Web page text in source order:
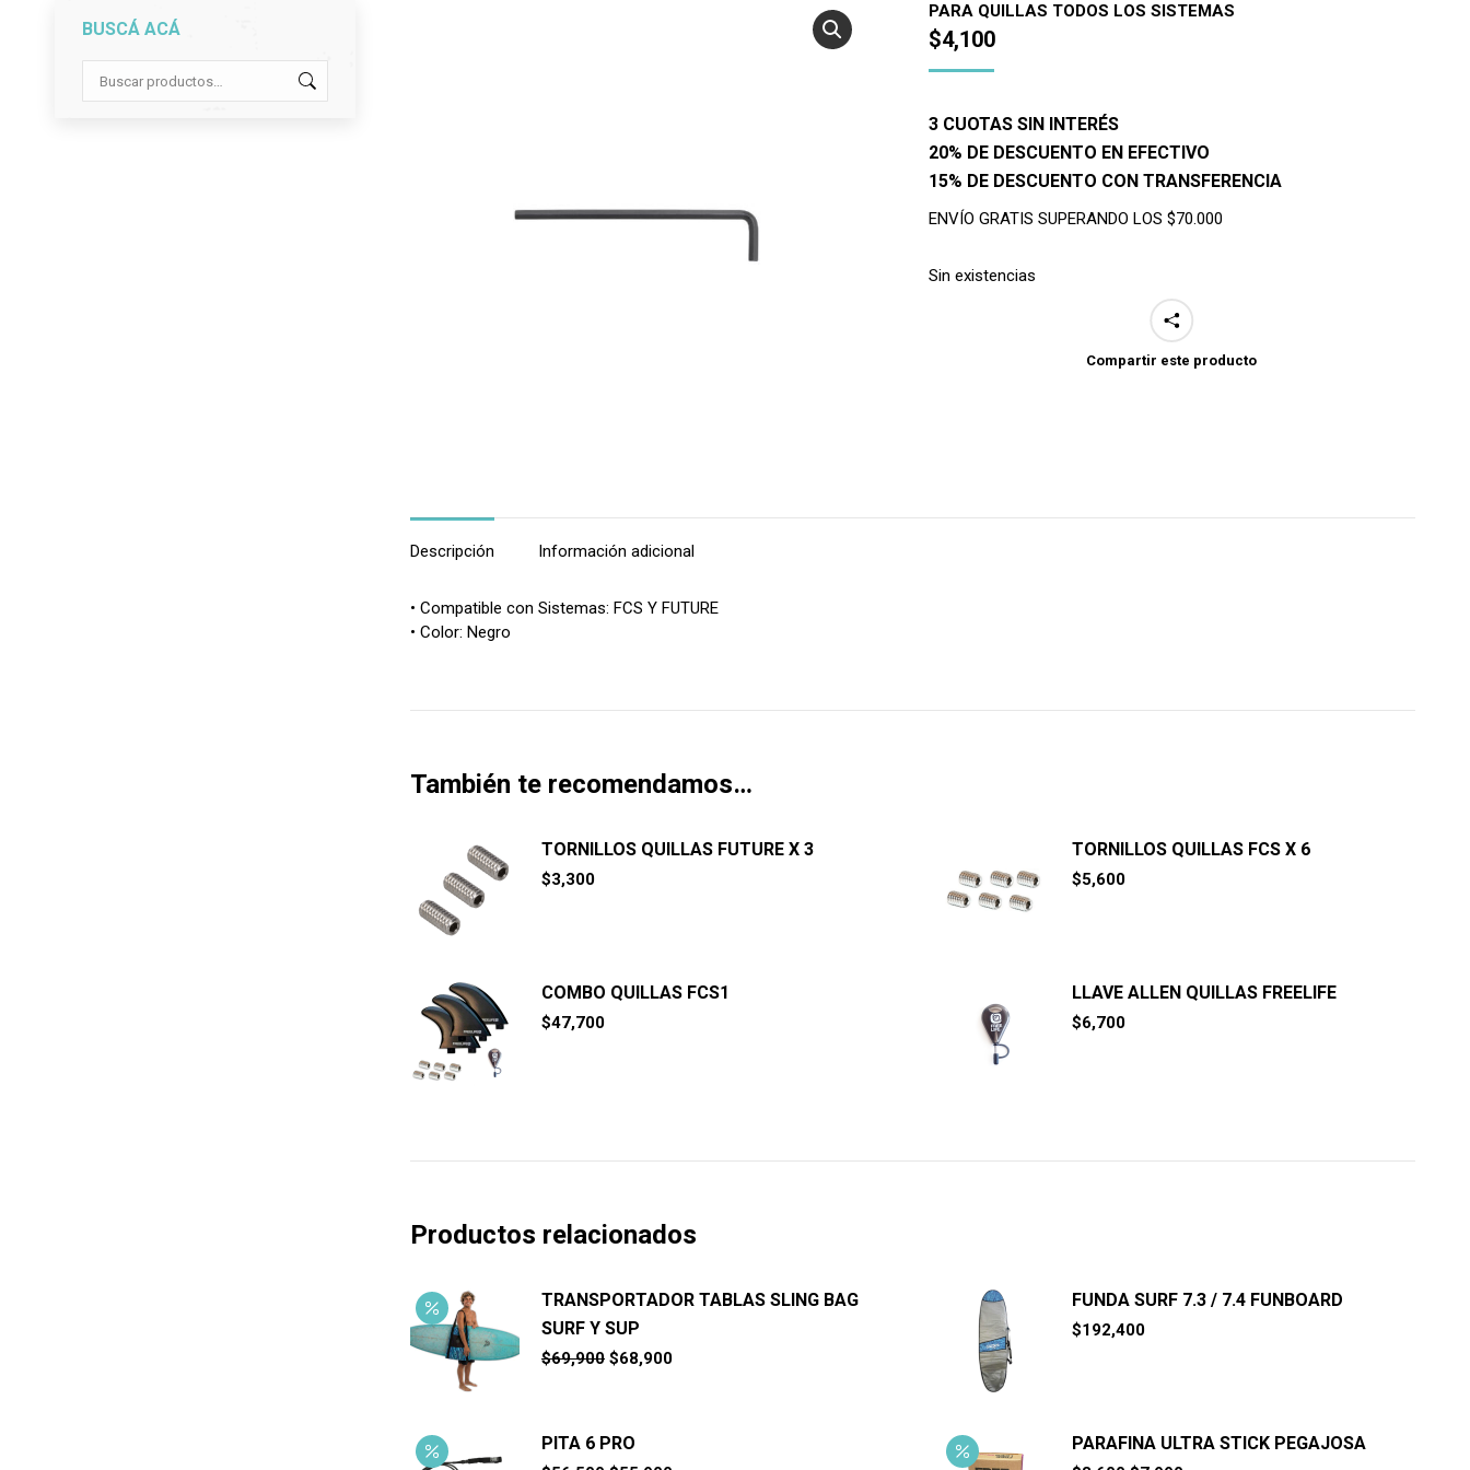
PARA QUILLAS TODOS LOS SISTEMAS
$4,100
3 CUOTAS SIN INTERÉS
20% DE DESCUENTO EN EFECTIVO
15% DE DESCUENTO CON TRANSFERENCIA
ENVÍO GRATIS SUPERANDO LOS $70.000
Sin existencias
Compartir este producto
Descripción Información adicional
• Compatible con Sistemas: FCS Y FUTURE
• Color: Negro
También te recomendamos…
TORNILLOS QUILLAS FUTURE X 3
$3,300
TORNILLOS QUILLAS FCS X 6
$5,600
COMBO QUILLAS FCS1
$47,700
LLAVE ALLEN QUILLAS FREELIFE
$6,700
Productos relacionados
TRANSPORTADOR TABLAS SLING BAG
SURF Y SUP
$69,900 El
$69,900.
$68,900El
FUNDA SURF 7.3 / 7.4 FUNBOARD
$192,400
PITA 6 PRO PARAFINA ULTRA STICK PEGAJOSA
BUSCÁ ACÁ